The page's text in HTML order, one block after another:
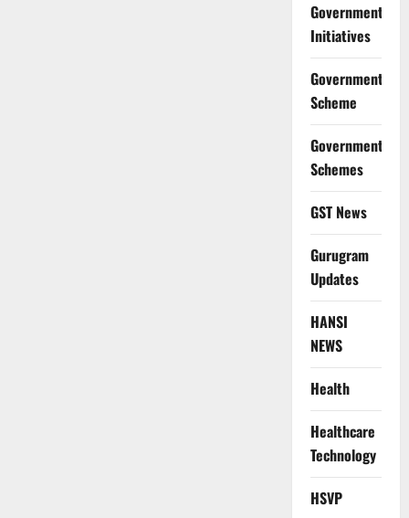
Government
Initiatives
Government
Scheme
Government
Schemes
GST News
Gurugram
Updates
HANSI
NEWS
Health
Healthcare
Technology
HSVP